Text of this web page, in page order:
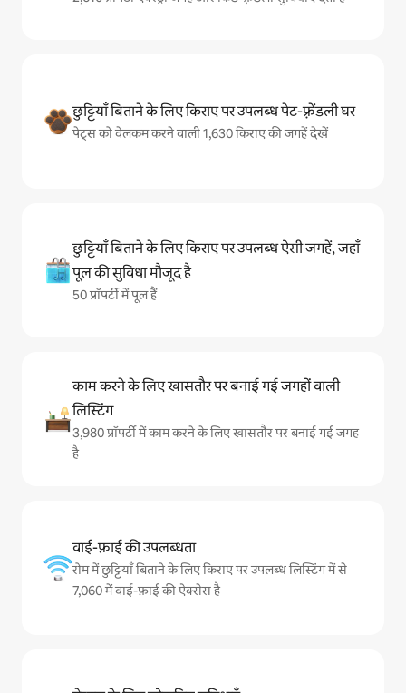
छुट्टियाँ बिताने के लिए किराए पर उपलब्ध पेट-फ़्रेंडली घर
पेट्स को वेलकम करने वाली 1,630 किराए की जगहें देखें
छुट्टियाँ बिताने के लिए किराए पर उपलब्ध ऐसी जगहें, जहाँ
पूल की सुविधा मौजूद है
50 प्रॉपर्टी में पूल हैं
काम करने के लिए खासतौर पर बनाई गई जगहों वाली
लिस्टिंग
3,980 प्रॉपर्टी में काम करने के लिए खासतौर पर बनाई गई जगह
है
वाई-फ़ाई की उपलब्धता
रोम में छुट्टियाँ बिताने के लिए किराए पर उपलब्ध लिस्टिंग में से
7,060 में वाई-फ़ाई की ऐक्सेस है